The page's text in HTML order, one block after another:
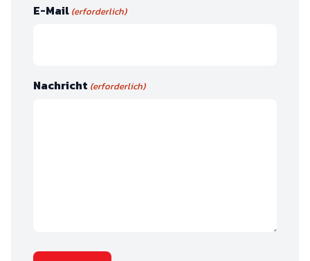
E-Mail (erforderlich)
Nachricht (erforderlich)